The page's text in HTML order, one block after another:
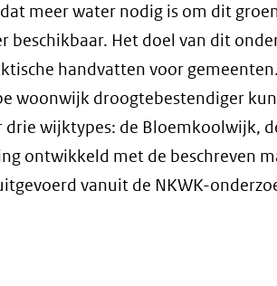
meer water nodig is om dit
beschikbaar. Het doel van dit
handvatten voor
woonwijk droogtebestendiger
drie wijktypes: de Bloemkoolwijk,
ontwikkeld met de beschreven
vanuit de NKWK-